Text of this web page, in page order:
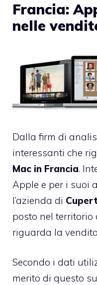
Francia:
nelle
Dalla firm di
interessanti che
Mac in Francia.
Apple e per i suoi
l’azienda di
posto nel territorio
riguarda la
Secondo i dati
merito di questo